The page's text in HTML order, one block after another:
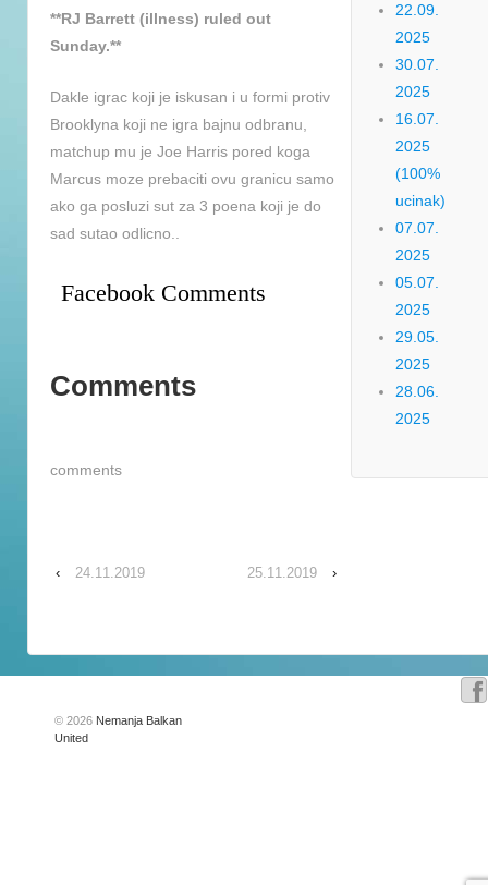
**RJ Barrett (illness) ruled out
Sunday.**
Dakle igrac koji je iskusan i u formi protiv
Brooklyna koji ne igra bajnu odbranu,
matchup mu je Joe Harris pored koga
Marcus moze prebaciti ovu granicu samo
ako ga posluzi sut za 3 poena koji je do
sad sutao odlicno..
Facebook Comments
Comments
comments
‹ 24.11.2019 25.11.2019 ›
22.09.
2025
30.07.
2025
16.07.
2025
(100%
ucinak)
07.07.
2025
05.07.
2025
29.05.
2025
28.06.
2025
© 2026 Nemanja Balkan
United